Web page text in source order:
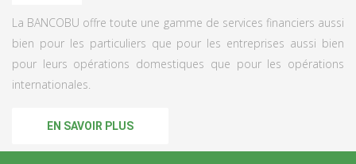
La BANCOBU offre toute une gamme de services financiers aussi
bien pour les particuliers que pour les entreprises aussi bien
pour leurs opérations domestiques que pour les opérations
internationales.
EN SAVOIR PLUS